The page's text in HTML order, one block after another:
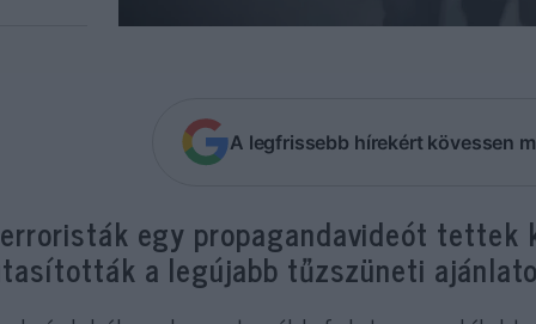
A legfrissebb hírekért kövessen
egy propagandavideót tettek
a legújabb tűzszüneti